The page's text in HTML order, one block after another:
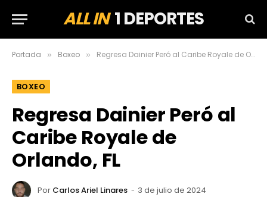
ALL IN1 DEPORTES
Portada » Boxeo » Regresa Dainier Peró al Caribe Royale de Orlando, FL
BOXEO
Regresa Dainier Peró al
Caribe Royale de
Orlando, FL
Por Carlos Ariel Linares
3 de julio de 2024